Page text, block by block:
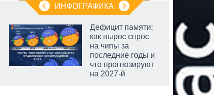
ИНФОГРАФИКА
Дефицит памяти:
как вырос спрос
на чипы за
последние годы и
что прогнозируют
на 2027-й